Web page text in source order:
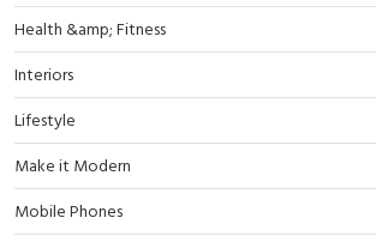
Health &amp; Fitness
Interiors
Lifestyle
Make it Modern
Mobile Phones